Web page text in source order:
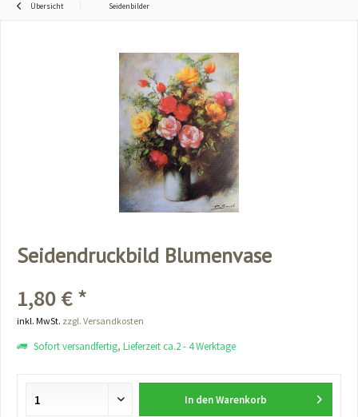
Übersicht Seidenbilder
Seidendruckbild Blumenvase
1,80 € *
inkl. MwSt. zzgl. Versandkosten
Sofort versandfertig, Lieferzeit ca.2 - 4 Werktage
In den Warenkorb